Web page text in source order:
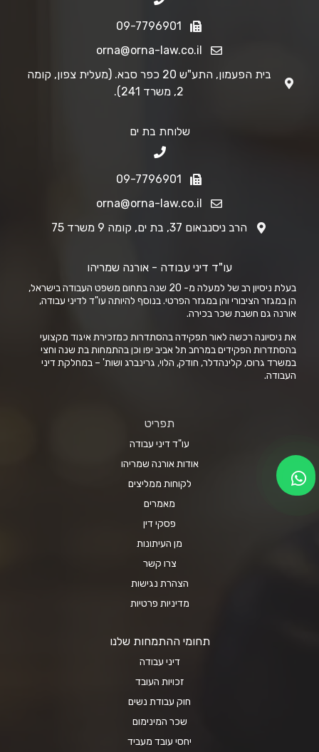
09-7796901
orna@orna-law.co.il
בית הפעמון, התע"ש 20 כפר סבא. (מעלית צפון, קומה
2, משרד 241).
שלוחת בת ים
09-7796901
orna@orna-law.co.il
הרב ניסנבאום 37, בת ים, קומה 9 משרד 75
עו"ד דיני עבודה - אורנה שמריהו
בעלת ניסיון רב של למעלה מ- 20 שנה בתחום משפט העבודה בישראל,
הן במגזר הציבורי והן במגזר הפרטי. בנוסף להיותה עו"ד לדיני עבודה,
אורנה גם חשבת שכר בכירה.
את ניסיונה רכשה לאור תפקידה בהסתדרות כמזכירת איגוד מקצועי
בהסתדרות הפקידים במרחב תל אביב יפו וכן בהתמחות בת שנה וחצי
במשרד גרוס, קלינהדלר, חודק, הלוי, גרינברג ושות' – במחלקת דיני
העבודה.
תפריט
עו"ד דיני עבודה
אודות אורנה שמריהו
לקוחות ממליצים
מאמרים
פסקי דין
מן העיתונות
צרו קשר
הצהרת נגישות
מדיניות פרטיות
תחומי ההתמחות שלנו
דיני עבודה
זכויות העובד
חוק עבודת נשים
שכר המינימום
יחסי עובד מעביד